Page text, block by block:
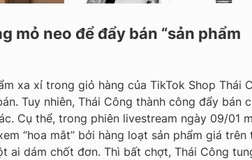
mỏ neo để đẩy bán “sản phẩm
xa xỉ trong giỏ hàng của TikTok Shop Thái
Tuy nhiên, Thái Công thành công đẩy bán
Cụ thể, trong phiên livestream ngày 09/01
“hoa mắt” bởi hàng loạt sản phẩm giá trên
ai dám chốt đơn. Thì bất chợt, Thái Công